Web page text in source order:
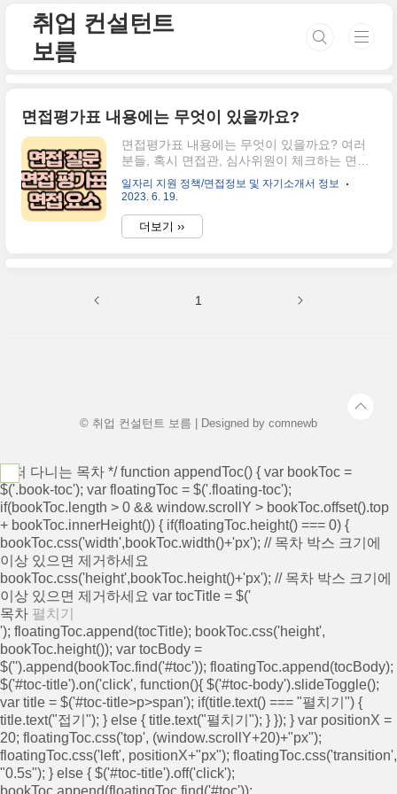
취업 컨설턴트
보름
면접평가표 내용에는 무엇이 있을까요?
면접평가표 내용에는 무엇이 있을까요? 여러
분들, 혹시 면접관, 심사위원이 체크하는 면접
평가표에는 무슨 내용이 있을까 궁금해보신 적
없으신가요? 무엇을 체크하고, 무엇을 살펴보
히 있을 거라 생각이 드는데요. 저 또한 마찬가
지로 이전 새마을금고 외의 기업에서 면접을
10년이 지난 지금, 면접을 볼 때 체크해야 할
일자리 지원 정책/면접정보 및 자기소개서 정보
2023. 6. 19.
더보기 ››
1
© 취업 컨설턴트 보름 | Designed by comnewb
/* 떠 다니는 목차 */ function appendToc() { var bookToc =
$('.book-toc'); var floatingToc = $('.floating-toc');
if(bookToc.length > 0 && window.scrollY > bookToc.offset().top
+ bookToc.innerHeight()) { if(floatingToc.height() === 0) {
bookToc.css('width',bookToc.width()+'px'); // 목차 박스 크기에
이상 있으면 제거하세요
bookToc.css('height',bookToc.height()+'px'); // 목차 박스 크기에
이상 있으면 제거하세요 var tocTitle = $('
목차 펼치기
'); floatingToc.append(tocTitle); bookToc.css('height',
bookToc.height()); var tocBody =
$('').append(bookToc.find('#toc')); floatingToc.append(tocBody);
$('#toc-title').on('click', function(){ $('#toc-body').slideToggle();
var title = $('#toc-title>p>span'); if(title.text() === "펼치기") {
title.text("접기"); } else { title.text("펼치기"); } }); } var positionX =
20; floatingToc.css('top', (window.scrollY+20)+"px");
floatingToc.css('left', positionX+"px"); floatingToc.css('transition',
"0.5s"); } else { $('#toc-title').off('click');